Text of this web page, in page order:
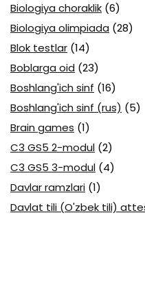
Biologiya choraklik (6)
Biologiya olimpiada (28)
Blok testlar (14)
Boblarga oid (23)
Boshlang'ich sinf (16)
Boshlang'ich sinf (rus) (5)
Brain games (1)
C3 GS5 2-modul (2)
C3 GS5 3-modul (4)
Davlar ramzlari (1)
Davlat tili (O'zbek tili)